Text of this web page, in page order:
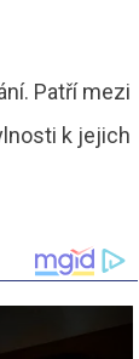
Patří mezi
k jejich